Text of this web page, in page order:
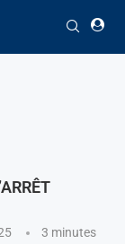
3 minutes